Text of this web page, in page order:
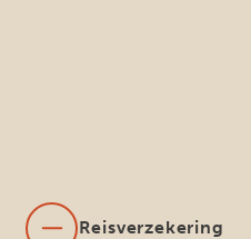
Reisverzekering